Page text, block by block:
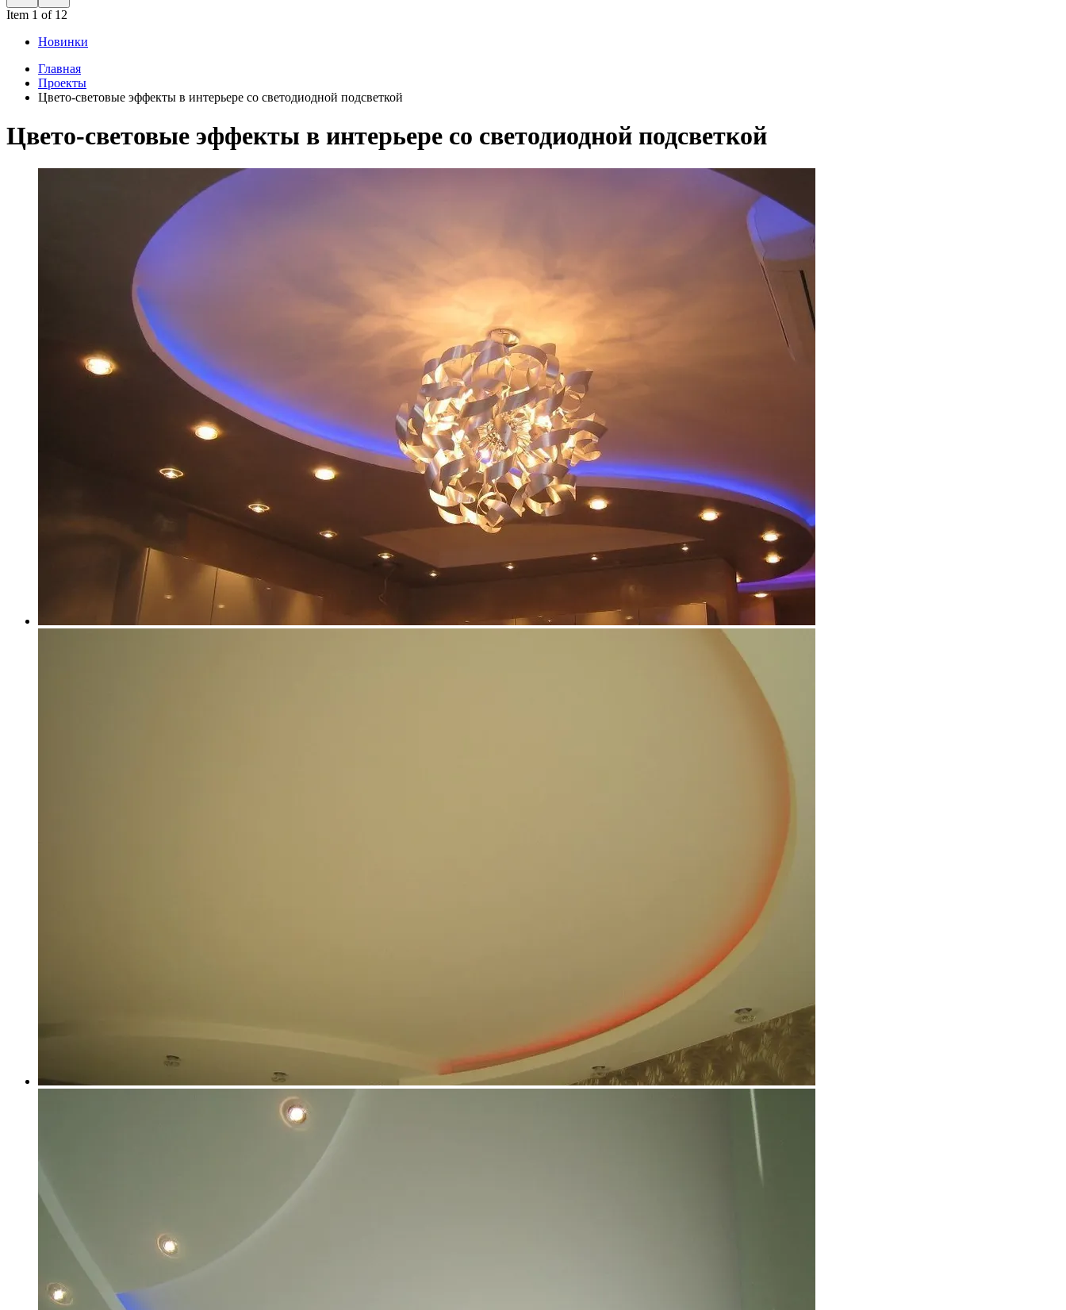
Item 1 of 12
Новинки
Главная
Проекты
Цвето-световые эффекты в интерьере со светодиодной подсветкой
Цвето-световые эффекты в интерьере со светодиодной подсветкой